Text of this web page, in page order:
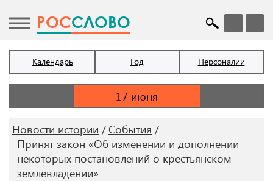
POCСЛОВО
Календарь Год Персоналии
Новости истории
События
Принят закон «Об изменении и дополнении
некоторых постановлений о крестьянском
землевладении»